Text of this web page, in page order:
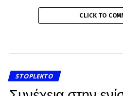
CLICK TO
STOPLEKTO